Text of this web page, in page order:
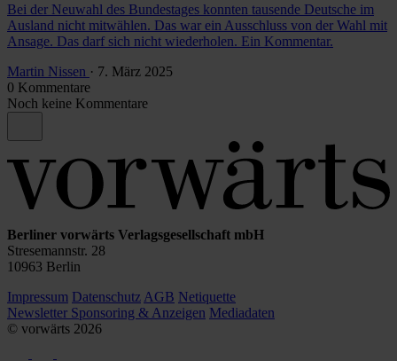
Bei der Neuwahl des Bundestages konnten tausende Deutsche im
Ausland nicht mitwählen. Das war ein Ausschluss von der Wahl mit
Ansage. Das darf sich nicht wiederholen. Ein Kommentar.
Martin Nissen · 7. März 2025
0 Kommentare
Noch keine Kommentare
Berliner vorwärts Verlagsgesellschaft mbH
Stresemannstr. 28
10963 Berlin
Impressum Datenschutz AGB Netiquette
Newsletter Sponsoring & Anzeigen Mediadaten
© vorwärts 2026